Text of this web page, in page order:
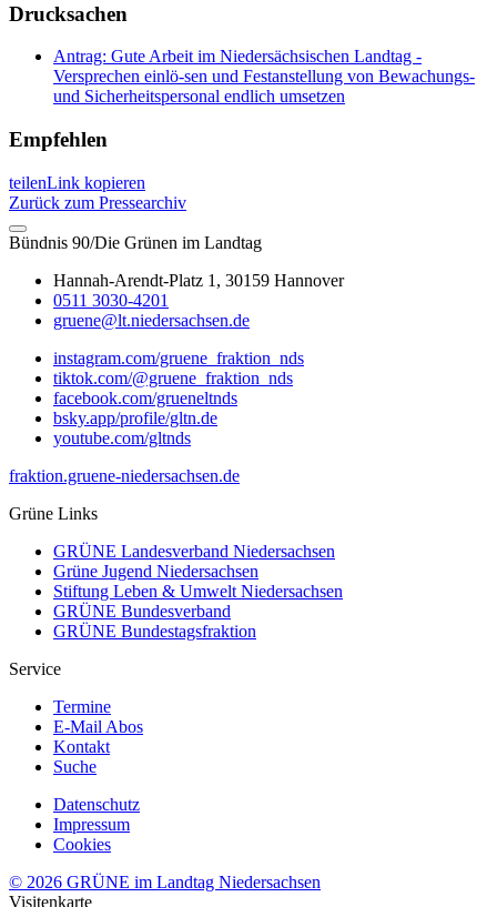
Drucksachen
Antrag: Gute Arbeit im Niedersächsischen Landtag -
Versprechen einlö-sen und Festanstellung von Bewachungs-
und Sicherheitspersonal endlich umsetzen
Empfehlen
teilenLink kopieren
Zurück zum Pressearchiv
Bündnis 90/Die Grünen im Landtag
Hannah-Arendt-Platz 1, 30159 Hannover
0511 3030-4201
gruene@lt.niedersachsen.de
instagram.com/gruene_fraktion_nds
tiktok.com/@gruene_fraktion_nds
facebook.com/grueneltnds
bsky.app/profile/gltn.de
youtube.com/gltnds
fraktion.gruene-niedersachsen.de
Grüne Links
GRÜNE Landesverband Niedersachsen
Grüne Jugend Niedersachsen
Stiftung Leben & Umwelt Niedersachsen
GRÜNE Bundesverband
GRÜNE Bundestagsfraktion
Service
Termine
E-Mail Abos
Kontakt
Suche
Datenschutz
Impressum
Cookies
© 2026 GRÜNE im Landtag Niedersachsen
Visitenkarte